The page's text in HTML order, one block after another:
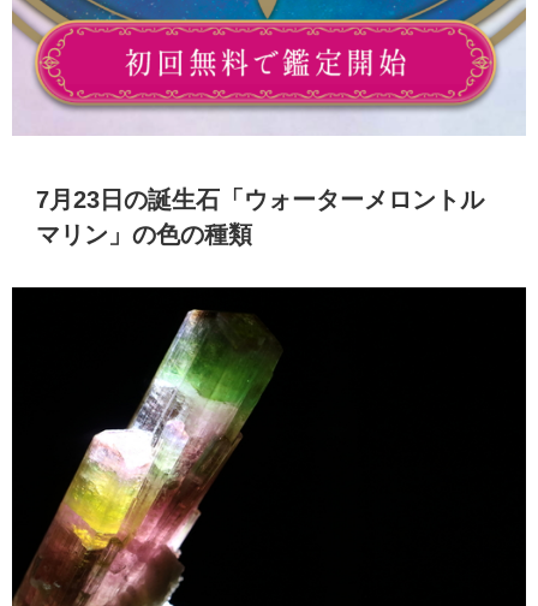
7月23日の誕生石「ウォーターメロントル
マリン」の色の種類